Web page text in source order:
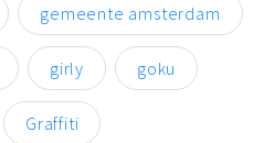
gemeente amsterdam
girly goku
Graffiti